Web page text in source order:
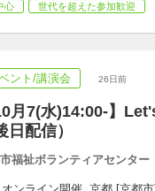
心 世代を超えた参加歓迎
ント/講演会 26日前
月7(水)14:00-】
日配信）
福祉ボランティアセンター